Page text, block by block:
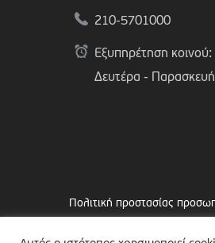
210-5701000
Εξυπηρέτηση κοινού:
Δευτέρα - Παρασκευή
Πολιτική προστασίας